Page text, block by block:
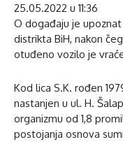
25.05.2022 u 11:36
O događaju je
distrikta BiH, nakon
otuđeno vozilo je
Kod lica S.K. rođen
nastanjen u ul. H.
organizmu od 1,8
postojanja osnova